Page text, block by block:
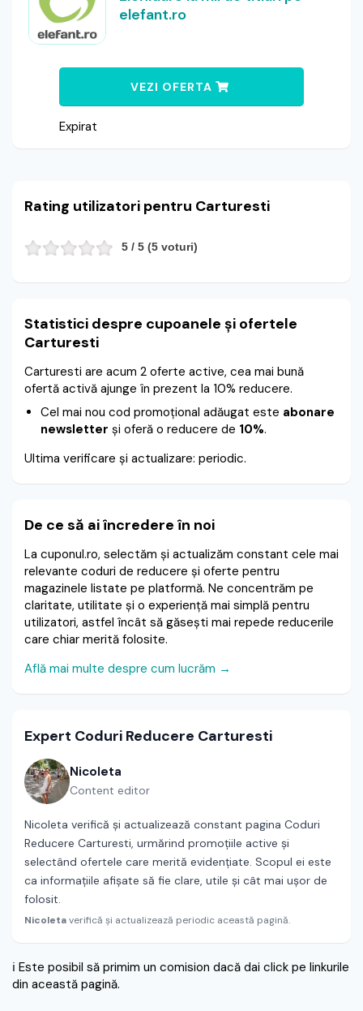
elefant.ro
VEZI OFERTA
Expirat
Rating utilizatori pentru Carturesti
5 / 5 (5 voturi)
Statistici despre cupoanele și ofertele
Carturesti
Carturesti are acum 2 oferte active, cea mai bună
ofertă activă ajunge în prezent la 10% reducere.
Cel mai nou cod promoțional adăugat este abonare
newsletter și oferă o reducere de 10%.
Ultima verificare și actualizare: periodic.
De ce să ai încredere în noi
La cuponul.ro, selectăm și actualizăm constant cele mai
relevante coduri de reducere și oferte pentru
magazinele listate pe platformă. Ne concentrăm pe
claritate, utilitate și o experiență mai simplă pentru
utilizatori, astfel încât să găsești mai repede reducerile
care chiar merită folosite.
Află mai multe despre cum lucrăm →
Expert Coduri Reducere Carturesti
Nicoleta
Content editor
Nicoleta verifică și actualizează constant pagina Coduri
Reducere Carturesti, urmărind promoțiile active și
selectând ofertele care merită evidențiate. Scopul ei este
ca informațiile afișate să fie clare, utile și cât mai ușor de
folosit.
Nicoletaverifică și actualizează periodic această pagină.
ℹ️ Este posibil să primim un comision dacă dai click pe linkurile
din această pagină.